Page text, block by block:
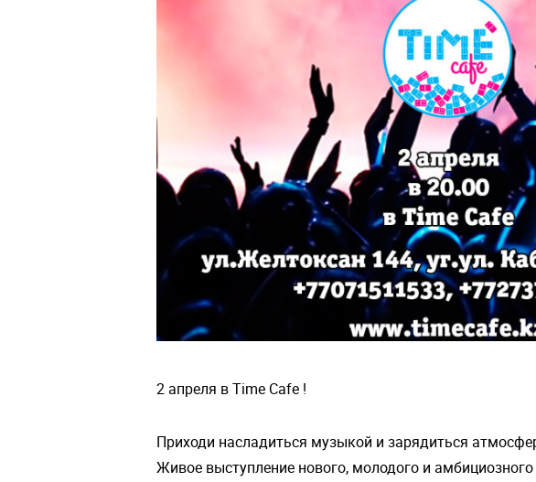
2 апреля в Time Cafe !
Приходи насладиться музыкой и зарядиться
Живое выступление нового, молодого и